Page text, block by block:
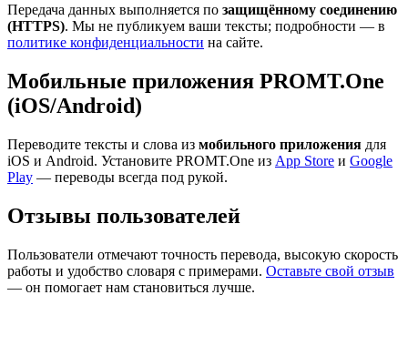
Передача данных выполняется по защищённому соединению
(HTTPS). Мы не публикуем ваши тексты; подробности — в
политике конфиденциальности на сайте.
Мобильные приложения PROMT.One
(iOS/Android)
Переводите тексты и слова из мобильного приложения для
iOS и Android. Установите PROMT.One из App Store и Google
Play — переводы всегда под рукой.
Отзывы пользователей
Пользователи отмечают точность перевода, высокую скорость
работы и удобство словаря с примерами. Оставьте свой отзыв
— он помогает нам становиться лучше.